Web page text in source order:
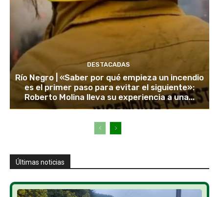
DESTACADAS
Río Negro | «Saber por qué empieza un incendio
es el primer paso para evitar el siguiente»:
Roberto Molina lleva su experiencia a una...
Últimas noticias